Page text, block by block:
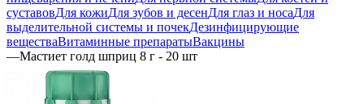
суставовДля кожиДля зубов и десенДля глаз и носаДля
выделительной системы и почекДезинфицирующие
веществаВитаминные препаратыВакцины
—Мастиет голд шприц 8 г - 20 шт